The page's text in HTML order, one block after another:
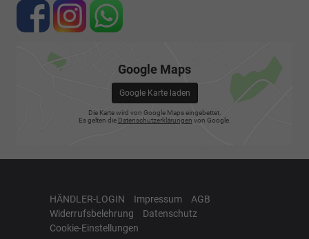
Google Maps
Google Karte laden
Die Karte wird von Google Maps eingebettet.
Es gelten die Datenschutzerklärungen von Google.
HÄNDLER-LOGIN Impressum
AGB
Widerrufsbelehrung
Datenschutz
Cookie-Einstellungen